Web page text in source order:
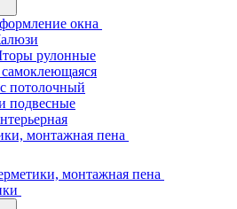
окна
рулонные
потолочный
подвесные
монтажная пена
монтажная пена